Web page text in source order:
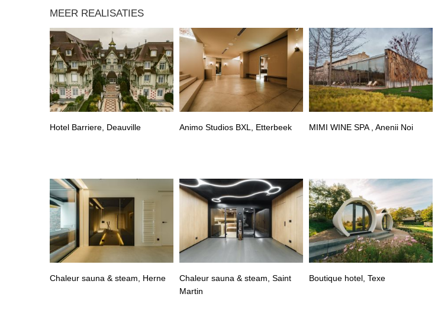
MEER REALISATIES
Hotel Barriere, Deauville Animo Studios BXL, Etterbeek MIMI WINE SPA , Anenii Noi
Chaleur sauna & steam, Herne
Chaleur sauna & steam, Saint
Martin
Boutique hotel, Texe